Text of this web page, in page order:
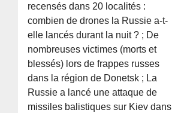
recensés dans 20 localités :
combien de drones la Russie a-t-
elle lancés durant la nuit ? ; De
nombreuses victimes (morts et
blessés) lors de frappes russes
dans la région de Donetsk ; La
Russie a lancé une attaque de
missiles balistiques sur Kiev dans